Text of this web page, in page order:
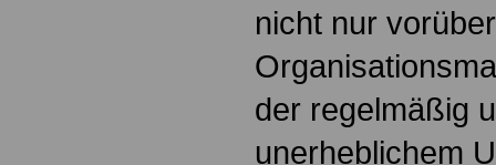
nicht nur
der regelmäßig
unerheblichem